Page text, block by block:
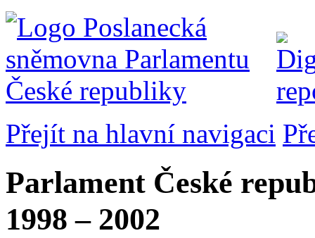
Přejít na hlavní navigaci
Parlament České
1998 – 2002